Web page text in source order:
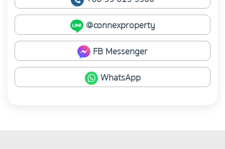
@connexproperty
FB Messenger
WhatsApp